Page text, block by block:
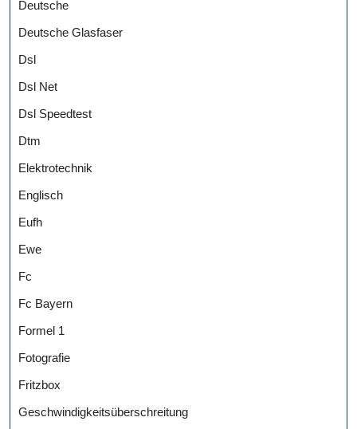
Deutsche
Deutsche Glasfaser
Dsl
Dsl Net
Dsl Speedtest
Dtm
Elektrotechnik
Englisch
Eufh
Ewe
Fc
Fc Bayern
Formel 1
Fotografie
Fritzbox
Geschwindigkeitsüberschreitung